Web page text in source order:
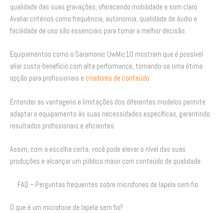
qualidade das suas gravações, oferecendo mobilidade e som claro.
Avaliar critérios como frequência, autonomia, qualidade de áudio e
facilidade de uso são essenciais para tomar a melhor decisão.
Equipamentos como o Saramonic UwMic10 mostram que é possível
aliar custo-benefício com alta performance, tornando-se uma ótima
opção para profissionais e criadores de conteúdo.
Entender as vantagens e limitações dos diferentes modelos permite
adaptar o equipamento às suas necessidades específicas, garantindo
resultados profissionais e eficientes.
Assim, com a escolha certa, você pode elevar o nível das suas
produções e alcançar um público maior com conteúdo de qualidade.
FAQ – Perguntas frequentes sobre microfones de lapela sem fio
O que é um microfone de lapela sem fio?